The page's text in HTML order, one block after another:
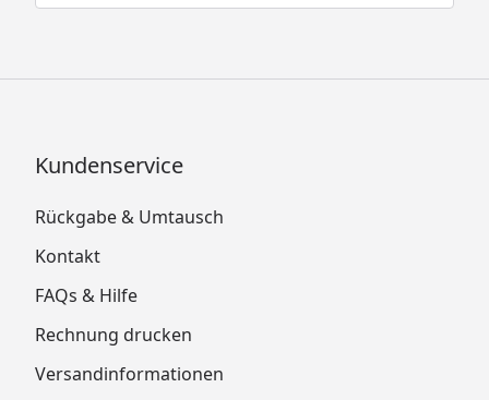
Kundenservice
Rückgabe & Umtausch
Kontakt
FAQs & Hilfe
Rechnung drucken
Versandinformationen